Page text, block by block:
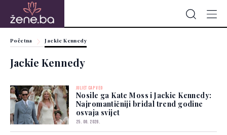
Početna Jackie Kennedy
Jackie Kennedy
JULIET CAP VEO
Nosile ga Kate Moss i Jackie Kennedy:
Najromantičniji bridal trend godine
osvaja svijet
25. 06. 2026.